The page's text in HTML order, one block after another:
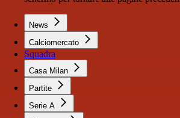
News
Calciomercato
Squadra
Casa Milan
Partite
Serie A